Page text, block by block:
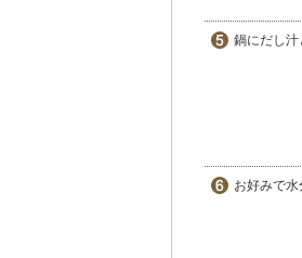
鍋にだし汁
お好みで水